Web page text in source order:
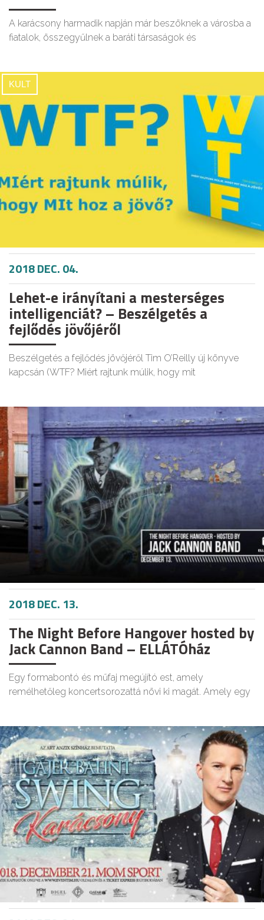
A karácsony harmadik napján már beszöknek a városba a
fiatalok, összegyűlnek a baráti társaságok és
KULT
2018 DEC. 04.
Lehet-e irányítani a mesterséges
intelligenciát? – Beszélgetés a
fejlődés jövőjéről
Beszélgetés a fejlődés jövőjéről Tim O’Reilly új könyve
kapcsán (WTF? Miért rajtunk múlik, hogy mit
2018 DEC. 13.
The Night Before Hangover hosted by
Jack Cannon Band – ELLÁTÓház
Egy formabontó és műfaj megújító est, amely
remélhetőleg koncertsorozattá növi ki magát. Amely egy